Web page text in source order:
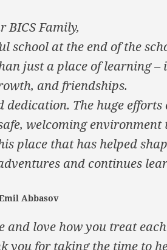
BICS Family,
school at the end of the
just a place of learning –
and friendships.
The huge
welcoming
place that has helped
and continues
Abbasov
love how you treat
you for taking the time to